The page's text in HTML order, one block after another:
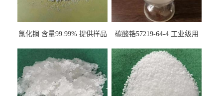
氯化镧 含量99.99% 提供样品
碳酸锆57219-64-4 工业级用